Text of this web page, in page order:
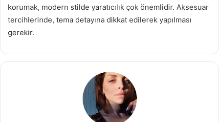
korumak, modern stilde yaratıcılık çok önemlidir. Aksesuar
tercihlerinde, tema detayına dikkat edilerek yapılması
gerekir.